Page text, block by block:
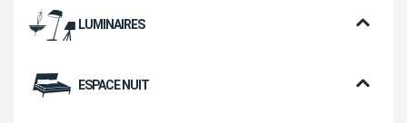
LUMINAIRES
ESPACE NUIT